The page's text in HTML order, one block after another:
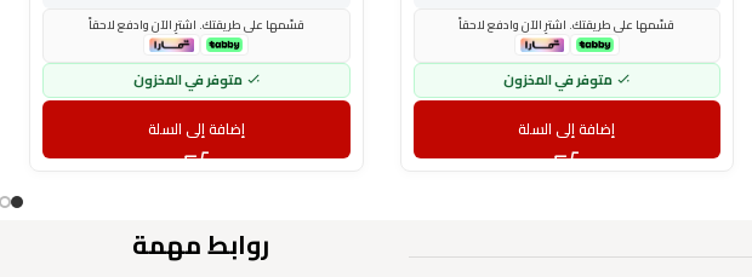
قسّمها على طريقتك. اشترِ الآن وادفع لاحقاً
متوفر في المخزون
إضافة إلى السلة
قسّمها على طريقتك. اشترِ الآن وادفع لاحقاً
متوفر في المخزون
إضافة إلى السلة
روابط مهمة